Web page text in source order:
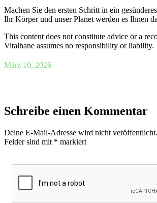
Machen Sie den ersten Schritt in ein
Ihr Körper und unser Planet werden es Ihnen
This content does not constitute advice or a
Vitalhane assumes no responsibility or liability.
März 10, 2026
Schreibe einen Kommentar
Deine E-Mail-Adresse wird nicht veröffentlicht.
Felder sind mit * markiert